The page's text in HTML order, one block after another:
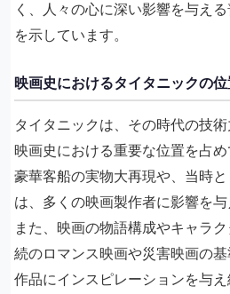
く、人々の心に深い影響を与え
を示しています。
映画史におけるタイタニックの
タイタニックは、その時代の技術
映画史における重要な位置を占め
豪華客船の実物大再現や、当時
は、多くの映画製作者に影響を与
また、映画の物語構成やキャラ
続のロマンス映画や災害映画の
作品にインスピレーションを与